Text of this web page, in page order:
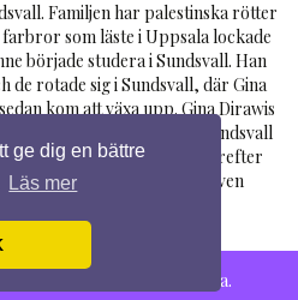
ge dig en bättre
Läs mer
Familjen har palestinska rötter
som läste i Uppsala lockade
började studera i Sundsvall. Han
de rotade sig i Sundsvall, där Gina
kom att växa upp. Gina Dirawis
till sin död i mars 2011. I Sundsvall
och studerade därefter
Mittuniversitetet. Dirawi är även
Alla rättigheter förbehållna.